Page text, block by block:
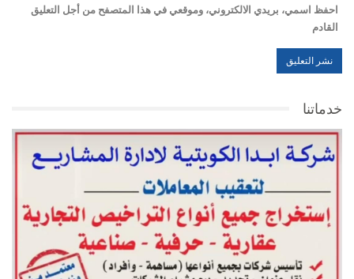
احفظ اسمي، بريدي الالكتروني، وموقعي في هذا المتصفح من أجل التعليق
القادم
خدماتنا